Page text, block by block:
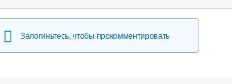
Залогиньтесь, чтобы прокомментировать